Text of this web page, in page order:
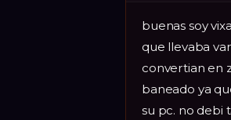
buenas soy
que llevaba
convertian en
baneado ya
su pc. no debi